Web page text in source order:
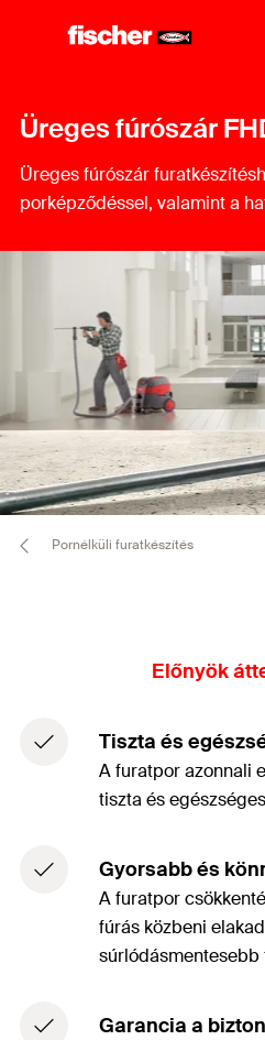
Üreges fúrószár
Üreges fúrószár
porképződéssel, valamint a
Pornélküli furatkészítés
Előnyök
Tiszta és
A furatpor azonnali
tiszta és
Gyorsabb és
A furatpor
fúrás közbeni
súrlódásmentesebb
Garancia a